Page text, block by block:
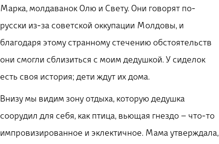
Марка, молдаванок Олю и Свету. Они говорят по-
русски из-за советской оккупации Молдовы, и
благодаря этому странному стечению обстоятельств
они смогли сблизиться с моим дедушкой. У сиделок
есть своя история; дети ждут их дома.
Внизу мы видим зону отдыха, которую дедушка
соорудил для себя, как птица, вьющая гнездо – что-то
импровизированное и эклектичное. Мама утверждала,